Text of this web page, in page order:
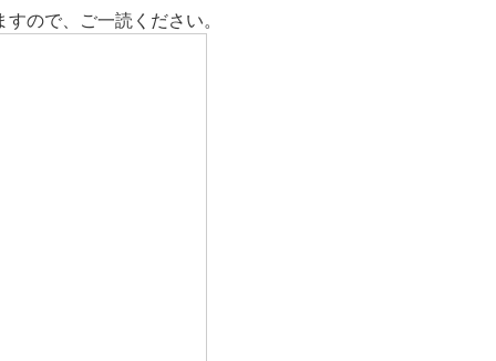
ので、ご一読ください。